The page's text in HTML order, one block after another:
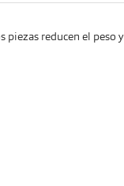
piezas reducen el peso y